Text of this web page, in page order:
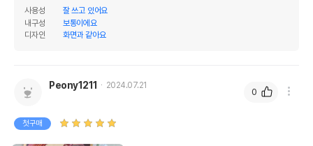
사용성
잘 쓰고 있어요
내구성
보통이에요
디자인
화면과 같아요
Peony1211 2024.07.21
첫구매
0